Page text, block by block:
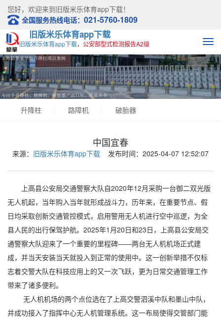
您好，欢迎来到旧版米乐体育app下载！
全国服务热线电话： 021-5760-1809
旧版米乐体育app下载
旧版米乐体育app下载，公安部型式检测报告A2级
升降柱 路障机 破胎器
中国宜春
来源： 旧版米乐体育app下载 发布时间：2025-04-07 12:52:07
上高县公安局交通警察大队自2020年12月采购一台御二双光版
无人机起，当年购入当年就形成战斗力，历年来，在重要节点、假
日均采取创新交通管控模式，启用警用无人机进行空中巡逻，为全
县人民的出行保驾护航。2025年1月20日和23日，上高县公安局交
通警察大队迎来了一个重要的里程碑——两台无人机机场正式建
成，并当天安装当天就投入到正常的使用中。这一创新举措不仅标
志着交警大队在科技应用上的又一次飞跃，更为日常交通管理工作
带来了诸多便利。
无人机机场的两个点位选在了上高交警泗溪中队和墨山中队，
并成功接入了指挥中心无人机管理系统。这一布局使得交管部门能